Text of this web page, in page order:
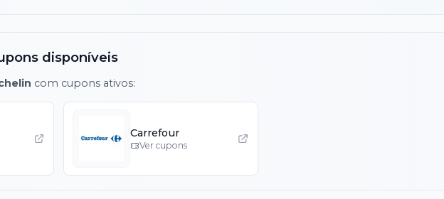
disponíveis
com cupons ativos:
Carrefour
Ver cupons